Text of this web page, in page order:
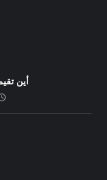
أين